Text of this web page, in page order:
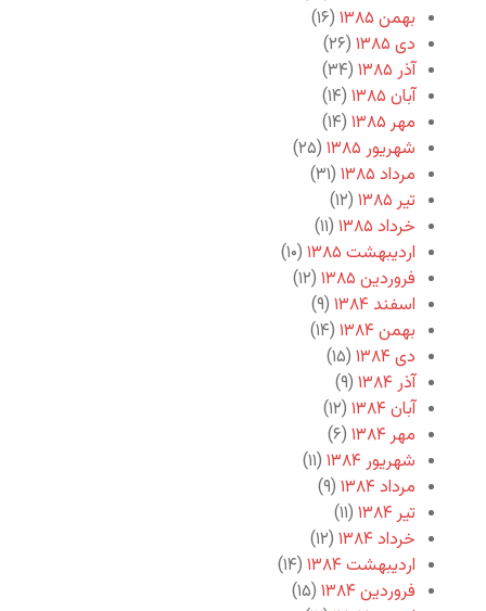
بهمن ۱۳۸۵
(۱۶)
دی ۱۳۸۵
(۲۶)
آذر ۱۳۸۵
(۳۴)
آبان ۱۳۸۵
(۱۴)
مهر ۱۳۸۵
(۱۴)
شهریور ۱۳۸۵
(۲۵)
مرداد ۱۳۸۵
(۳۱)
تیر ۱۳۸۵
(۱۲)
خرداد ۱۳۸۵
(۱۱)
اردیبهشت ۱۳۸۵
(۱۰)
فروردین ۱۳۸۵
(۱۲)
اسفند ۱۳۸۴
(۹)
بهمن ۱۳۸۴
(۱۴)
دی ۱۳۸۴
(۱۵)
آذر ۱۳۸۴
(۹)
آبان ۱۳۸۴
(۱۲)
مهر ۱۳۸۴
(۶)
شهریور ۱۳۸۴
(۱۱)
مرداد ۱۳۸۴
(۹)
تیر ۱۳۸۴
(۱۱)
خرداد ۱۳۸۴
(۱۲)
اردیبهشت ۱۳۸۴
(۱۴)
فروردین ۱۳۸۴
(۱۵)